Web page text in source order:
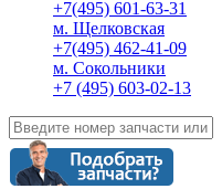
+7(495) 601-63-31
м. Щелковская
+7(495) 462-41-09
м. Сокольники
+7 (495) 603-02-13